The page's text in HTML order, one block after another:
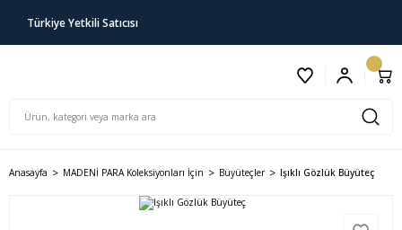
Türkiye Yetkili Satıcısı
Anasayfa MADENİ PARA Koleksiyonları İçin Büyüteçler Işıklı Gözlük Büyüteç